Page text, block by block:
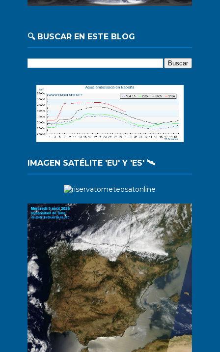
🔍 BUSCAR EN ESTE BLOG
IMAGEN SATÉLITE 'EU' Y 'ES' 🛰️